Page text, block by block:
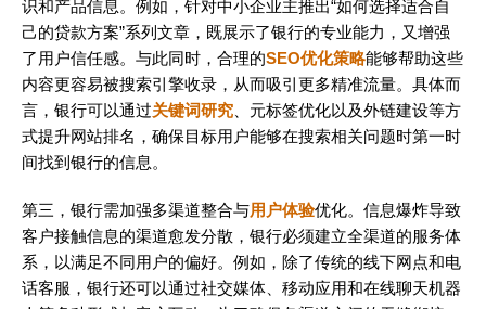
识和产品信息。例如，针对中小企业主推出“如何选择适合自
己的贷款方案”系列文章，既展示了银行的专业能力，又增强
了用户信任感。与此同时，合理的SEO优化策略能够帮助这些
内容更容易被搜索引擎收录，从而吸引更多精准流量。具体而
言，银行可以通过关键词研究、元标签优化以及外链建设等方
式提升网站排名，确保目标用户能够在搜索相关问题时第一时
间找到银行的信息。
第三，银行需加强多渠道整合与用户体验优化。信息爆炸导致
客户接触信息的渠道愈发分散，银行必须建立全渠道的服务体
系，以满足不同用户的偏好。例如，除了传统的线下网点和电
话客服，银行还可以通过社交媒体、移动应用和在线聊天机器